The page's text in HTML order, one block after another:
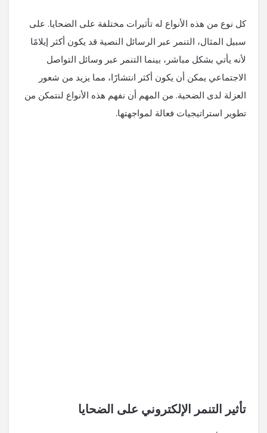
كل نوع من هذه الأنواع له تأثيرات مختلفة على الضحايا. على
سبيل المثال، التنمر عبر الرسائل النصية قد يكون أكثر إيلامًا
لأنه يأتي بشكل مباشر، بينما التنمر عبر وسائل التواصل
الاجتماعي يمكن أن يكون أكثر انتشارًا، مما يزيد من شعور
العزلة لدى الضحية. من المهم أن نفهم هذه الأنواع لنتمكن من
تطوير استراتيجيات فعالة لمواجهتها.
تأثير التنمر الإلكتروني على الضحايا